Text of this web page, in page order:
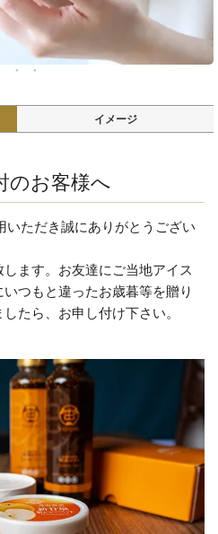
イメージ
のお客様へ
いただき誠にありがとうござい
ます。お友達にご当地アイス
つもと違ったお歳暮等を贈り
たら、お申し付け下さい。